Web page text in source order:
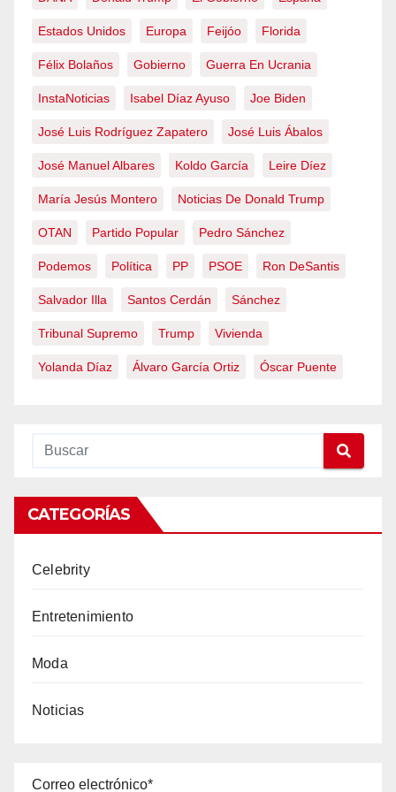
Estados Unidos Europa Feijóo Florida
Félix Bolaños Gobierno Guerra En Ucrania
InstaNoticias Isabel Díaz Ayuso Joe Biden
José Luis Rodríguez Zapatero José Luis Ábalos
José Manuel Albares Koldo García Leire Díez
María Jesús Montero Noticias De Donald Trump
OTAN Partido Popular Pedro Sánchez
Podemos Política PP PSOE Ron DeSantis
Salvador Illa Santos Cerdán Sánchez
Tribunal Supremo Trump Vivienda
Yolanda Díaz Álvaro García Ortiz Óscar Puente
CATEGORÍAS
Celebrity
Entretenimiento
Moda
Noticias
Correo electrónico*